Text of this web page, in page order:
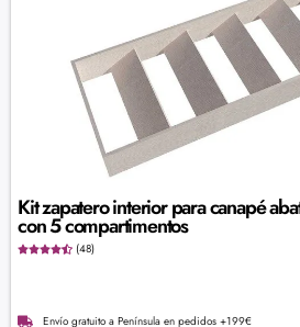
Kit zapatero interior para canapé
con 5 compartimentos
(48)
Envío gratuito a Península en pedidos +199€